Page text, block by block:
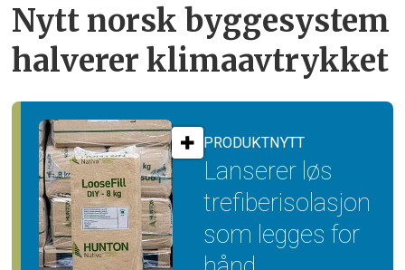
Nytt norsk byggesystem
halverer klimaavtrykket
PRODUKTNYTT
Lanserer løs
trefiber­isolasjon
som legges for